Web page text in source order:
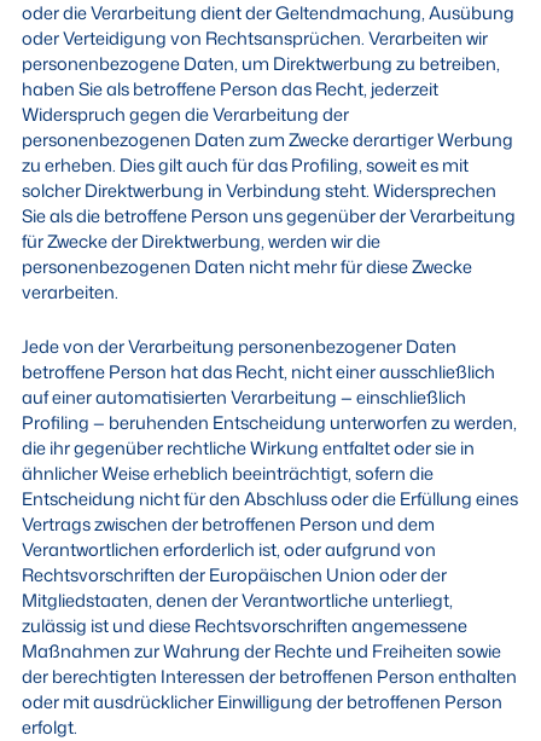
oder die Verarbeitung dient der Geltendmachung, Ausübung
oder Verteidigung von Rechtsansprüchen. Verarbeiten wir
personenbezogene Daten, um Direktwerbung zu betreiben,
haben Sie als betroffene Person das Recht, jederzeit
Widerspruch gegen die Verarbeitung der
personenbezogenen Daten zum Zwecke derartiger Werbung
zu erheben. Dies gilt auch für das Profiling, soweit es mit
solcher Direktwerbung in Verbindung steht. Widersprechen
Sie als die betroffene Person uns gegenüber der Verarbeitung
für Zwecke der Direktwerbung, werden wir die
personenbezogenen Daten nicht mehr für diese Zwecke
verarbeiten.
Jede von der Verarbeitung personenbezogener Daten
betroffene Person hat das Recht, nicht einer ausschließlich
auf einer automatisierten Verarbeitung — einschließlich
Profiling — beruhenden Entscheidung unterworfen zu werden,
die ihr gegenüber rechtliche Wirkung entfaltet oder sie in
ähnlicher Weise erheblich beeinträchtigt, sofern die
Entscheidung nicht für den Abschluss oder die Erfüllung eines
Vertrags zwischen der betroffenen Person und dem
Verantwortlichen erforderlich ist, oder aufgrund von
Rechtsvorschriften der Europäischen Union oder der
Mitgliedstaaten, denen der Verantwortliche unterliegt,
zulässig ist und diese Rechtsvorschriften angemessene
Maßnahmen zur Wahrung der Rechte und Freiheiten sowie
der berechtigten Interessen der betroffenen Person enthalten
oder mit ausdrücklicher Einwilligung der betroffenen Person
erfolgt.